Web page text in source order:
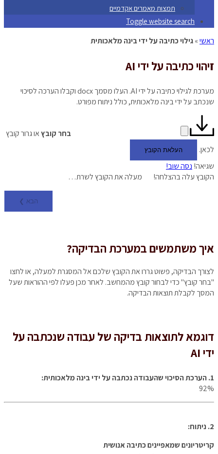
תמצות מאמרים אקדמיים
Toggle website search
ראשי»גילוי כתיבה על ידי בינה מלאכותית
זיהוי כתיבה על ידי AI
מערכת לגילוי כתיבה על ידי AI. העלו מסמך docx וקבלו הערכה לסיכוי
שנכתב על ידי בינה מלאכותית, כולל ניתוח מפורט.
בחר קובץאו גרור קובץ
לכאן. העלאת הקובץ
שגיאה! נסה שוב!
הקובץ עלה בהצלחה!
מעלה את הקובץ לשרת…
הבא ❯
איך משתמשים במערכת הבדיקה?
לצורך הבדיקה, פשוט גררו את הקובץ שלכם אל המסגרת למעלה, או לחצו
"בחר קובץ" כדי לבחור קובץ מהמחשב. לאחר מכן פעלו לפי ההוראות שעל
המסך לקבלת תוצאות הבדיקה.
דוגמא לתוצאות בדיקה של עבודה שנכתבה על
ידי AI
1. הערכת הסיכוי שהעבודה נכתבה על ידי בינה מלאכותית:
92%
2. ניתוח:
קריטריונים שמאפיינים כתיבה אנושית